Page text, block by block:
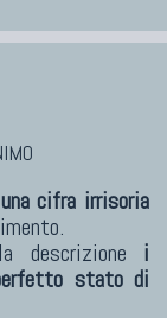
cifra irrisoria
descrizione i
stato di